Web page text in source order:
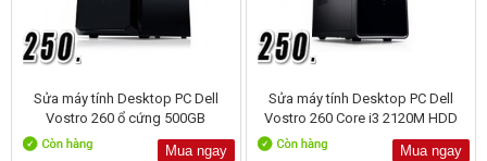
Sửa máy tính Desktop PC Dell
Vostro 260 ổ cứng 500GB
Mua ngay
Sửa máy tính Desktop PC Dell
Vostro 260 Core i3 2120M HDD
500GB SATA
Mua ngay